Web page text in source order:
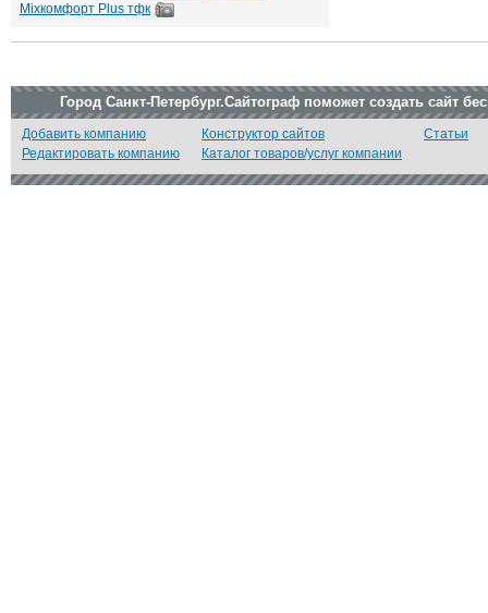
Mixкомфорт Plus тфк
Город Санкт-Петербург.Сайтограф поможет создать сайт
Добавить компанию
Редактировать компанию
Конструктор сайтов
Каталог товаров/услуг компании
Статьи